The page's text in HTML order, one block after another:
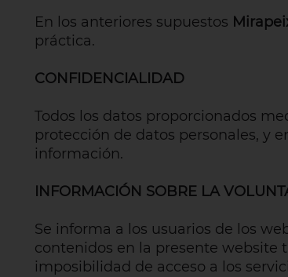
En los anteriores supuestos
práctica.
CONFIDENCIALIDAD
Todos los datos proporcionados
protección de datos personales, y
información.
INFORMACIÓN SOBRE LA
Se informa a los usuarios de los
contenidos en la presente website
imposibilidad de acceso a los